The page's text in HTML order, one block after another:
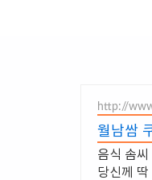
http://
월남쌈
음식 솜
당신께 딱